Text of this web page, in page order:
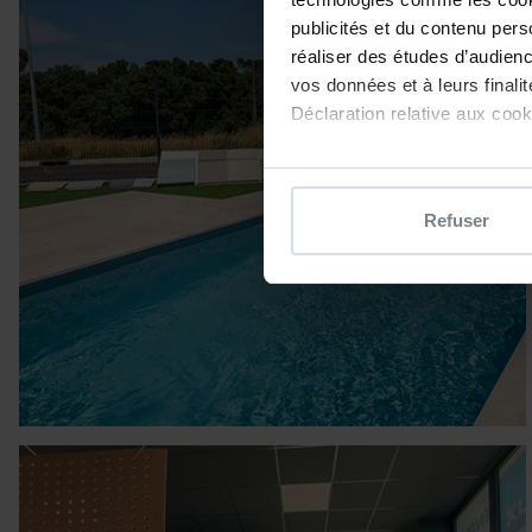
publicités et du contenu
réaliser des études
vos données et à leurs
Déclaration relative aux
Si vous le permettez, nous
Identifier votre appareil
digitales).
Pour en savoir plus sur le
Détails »
. Vous pouvez
Les cookies nous
sociaux et d'analyser notre
vous leur avez fournies ou
Refuser